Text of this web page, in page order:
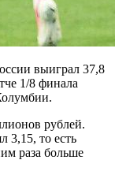
выиграл 37,8
1/8 финала
рублей.
3,15, то есть
раза больше